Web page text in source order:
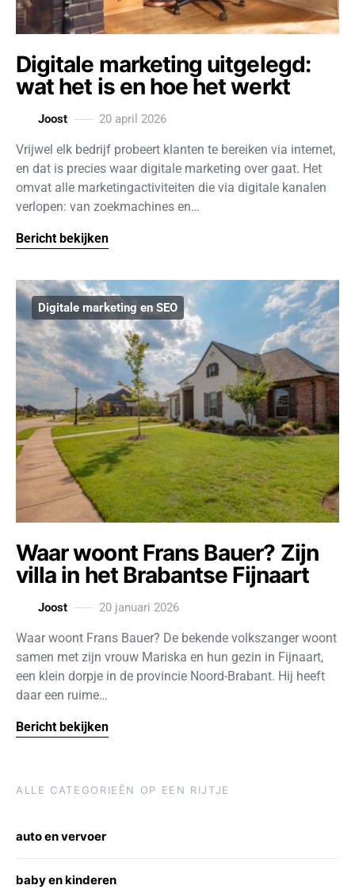
Digitale marketing uitgelegd:
wat het is en hoe het werkt
Joost 20 april 2026
Vrijwel elk bedrijf probeert klanten te bereiken via internet,
en dat is precies waar digitale marketing over gaat. Het
omvat alle marketingactiviteiten die via digitale kanalen
verlopen: van zoekmachines en…
Bericht bekijken
Digitale marketing en SEO
Waar woont Frans Bauer? Zijn
villa in het Brabantse Fijnaart
Joost 20 januari 2026
Waar woont Frans Bauer? De bekende volkszanger woont
samen met zijn vrouw Mariska en hun gezin in Fijnaart,
een klein dorpje in de provincie Noord-Brabant. Hij heeft
daar een ruime…
Bericht bekijken
ALLE CATEGORIEËN OP EEN RIJTJE
auto en vervoer
baby en kinderen